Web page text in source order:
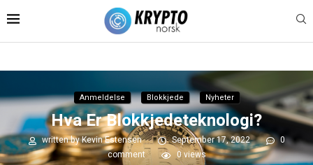
Anmeldelse Blokkjede Nyheter
Hva Er Blokkjedeteknologi?
written byKevin Estensen September 17, 2022
0
comment
0views